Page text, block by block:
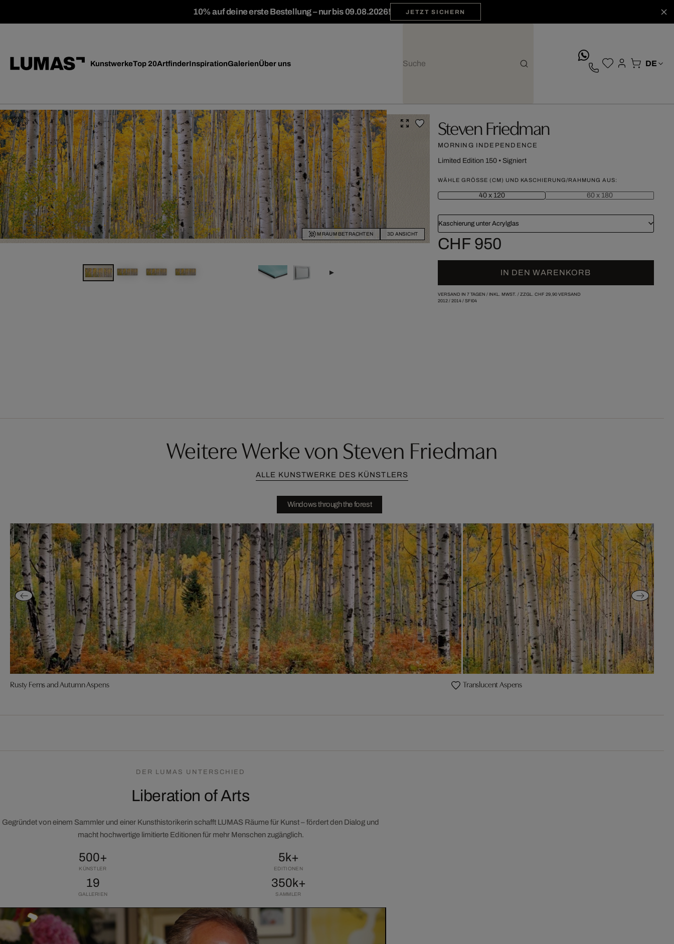
10% auf deine erste Bestellung – nur bis 09.08.2026! JETZT SICHERN
KunstwerkeTop 20ArtfinderInspirationGalerienÜber uns
IM RAUM BETRACHTEN 3D ANSICHT
Steven Friedman
MORNING INDEPENDENCE
Limited Edition 150• Signiert
WÄHLE GRÖSSE (CM) UND KASCHIERUNG/RAHMUNG AUS:
40 x 120 60 x 180
Kaschierung unter Acrylglas
CHF 950
IN DEN WARENKORB
VERSAND IN 7 TAGEN / INKL. MWST. / ZZGL. CHF 29,90VERSAND
2012/ 2014/ SFI04
Weitere Werke von Steven Friedman
ALLE KUNSTWERKE DES KÜNSTLERS
Windows through the forest
Rusty Ferns and Autumn Aspens Translucent Aspens
DER LUMAS UNTERSCHIED
Liberation of Arts
Gegründet von einem Sammler und einer Kunsthistorikerin schafft LUMAS Räume für Kunst – fördert den Dialog und
macht hochwertige limitierte Editionen für mehr Menschen zugänglich.
500+
KÜNSTLER
5k+
EDITIONEN
19
GALLERIEN
350k+
SAMMLER